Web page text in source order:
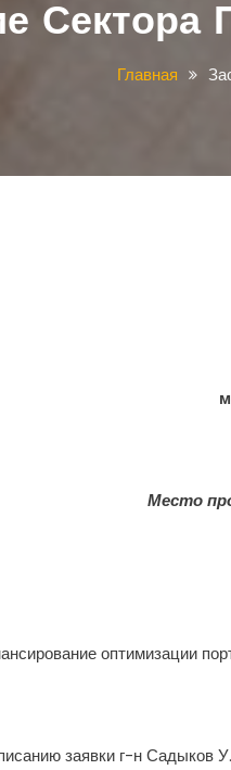
Сектора
Главная
Место
оптимизации
заявки г-н Садыков